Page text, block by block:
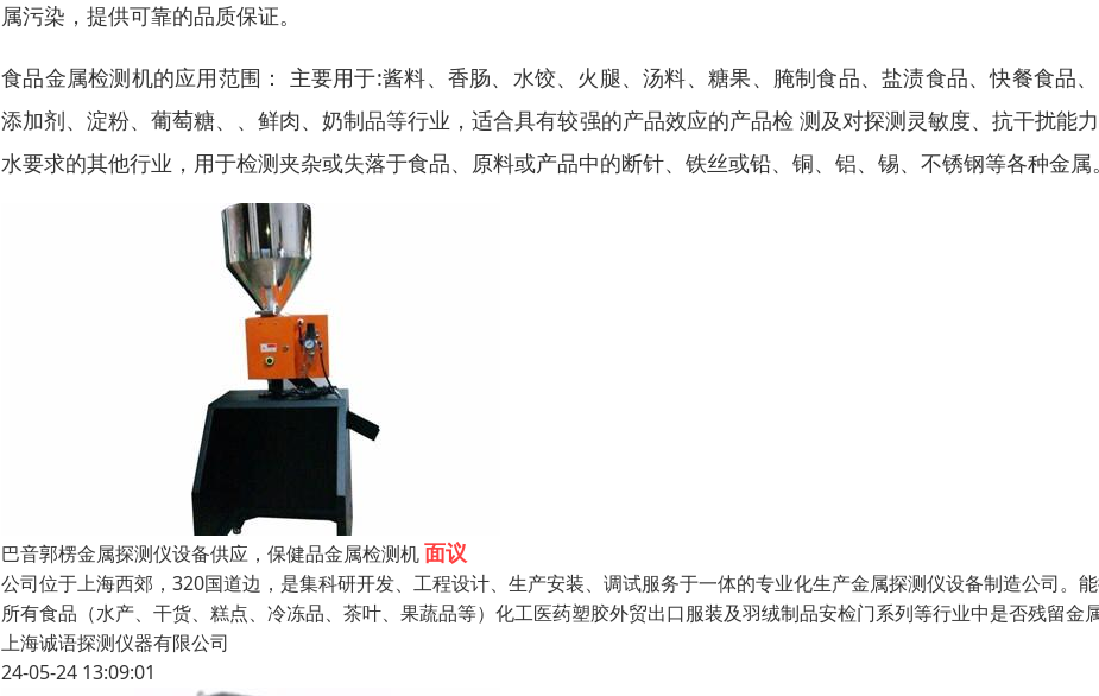
属污染，提供可靠的品质保证。
食品金属检测机的应用范围： 主要用于:酱料、香肠、水饺、火腿、汤料、糖果、腌制食品、盐渍食品、快餐食品
添加剂、淀粉、葡萄糖、、鲜肉、奶制品等行业，适合具有较强的产品效应的产品检 测及对探测灵敏度、抗干扰能
水要求的其他行业，用于检测夹杂或失落于食品、原料或产品中的断针、铁丝或铅、铜、铝、锡、不锈钢等各种金属
巴音郭楞金属探测仪设备供应，保健品金属检测机面议
公司位于上海西郊，320国道边，是集科研开发、工程设计、生产安装、调试服务于一体的专业化生产金属探测仪设备制造公司。
所有食品（水产、干货、糕点、冷冻品、茶叶、果蔬品等）化工医药塑胶外贸出口服装及羽绒制品安检门系列等行业中是否残留金
上海诚语探测仪器有限公司
24-05-24 13:09:01